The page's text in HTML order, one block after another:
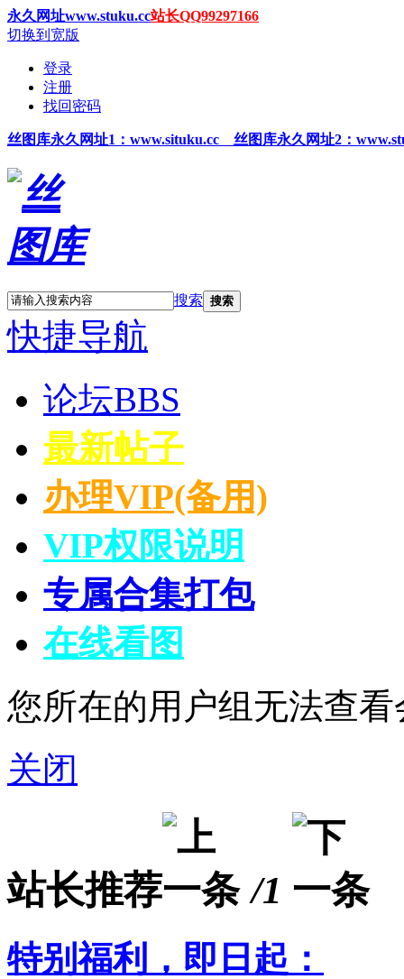
永久网址www.stuku.cc站长QQ99297166
切换到宽版
登录
注册
找回密码
丝图 库永久网址1 ：www.situku.cc 丝图库永久网址2：
搜索 搜索
快捷导航
论坛BBS
最新帖子
办理VIP(备用)
VIP权限说明
专属合集打包
在线看图
您所在的用户组无法查
关闭
站长推荐 /1
特别福利，即日起：